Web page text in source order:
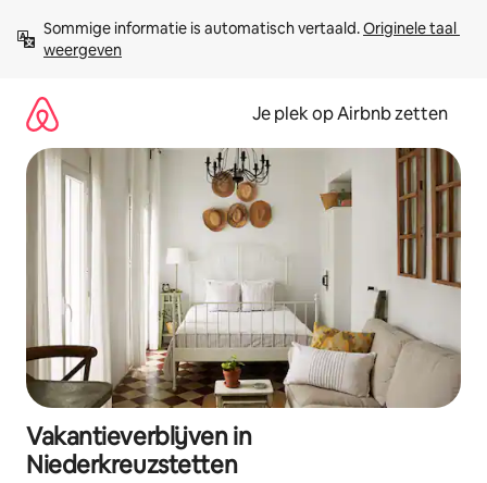
direct
naar
Sommige informatie is automatisch vertaald. Originele taal
weergeven
Je plek op Airbnb zetten
Vakantieverblijven in
Niederkreuzstetten